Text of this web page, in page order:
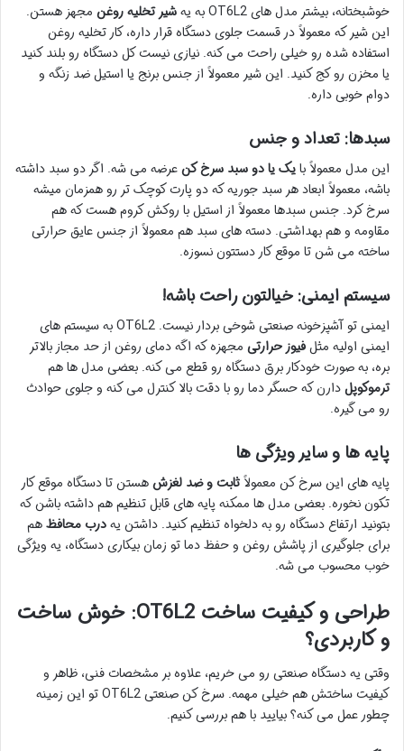
خوشبختانه، بیشتر مدل های OT6L2 به یه شیر تخلیه روغن مجهز هستن.
این شیر که معمولاً در قسمت جلوی دستگاه قرار داره، کار تخلیه روغن
استفاده شده رو خیلی راحت می کنه. نیازی نیست کل دستگاه رو بلند کنید
یا مخزن رو کج کنید. این شیر معمولاً از جنس برنج یا استیل ضد زنگه و
دوام خوبی داره.
سبدها: تعداد و جنس
این مدل معمولاً بایک یا دو سبد سرخ کنعرضه می شه. اگر دو سبد داشته
باشه، معمولاً ابعاد هر سبد جوریه که دو پارت کوچک تر رو همزمان میشه
سرخ کرد. جنس سبدها معمولاً از استیل با روکش کروم هست که هم
مقاومه و هم بهداشتی. دسته های سبد هم معمولاً از جنس عایق حرارتی
ساخته می شن تا موقع کار دستتون نسوزه.
سیستم ایمنی: خیالتون راحت باشه!
ایمنی تو آشپزخونه صنعتی شوخی بردار نیست. OT6L2 به سیستم های
ایمنی اولیه مثلفیوز حرارتی مجهزه که اگه دمای روغن از حد مجاز بالاتر
بره، به صورت خودکار برق دستگاه رو قطع می کنه. بعضی مدل ها هم
ترموکوپلدارن که حسگر دما رو با دقت بالا کنترل می کنه و جلوی حوادث
رو می گیره.
پایه ها و سایر ویژگی ها
پایه های این سرخ کن معمولاًثابت و ضد لغزشهستن تا دستگاه موقع کار
تکون نخوره. بعضی مدل ها ممکنه پایه های قابل تنظیم هم داشته باشن که
بتونید ارتفاع دستگاه رو به دلخواه تنظیم کنید. داشتن یهدرب محافظهم
برای جلوگیری از پاشش روغن و حفظ دما تو زمان بیکاری دستگاه، یه ویژگی
خوب محسوب می شه.
طراحی و کیفیت ساخت OT6L2: خوش ساخت
و کاربردی؟
وقتی یه دستگاه صنعتی رو می خریم، علاوه بر مشخصات فنی، ظاهر و
کیفیت ساختش هم خیلی مهمه. سرخ کن صنعتی OT6L2 تو این زمینه
چطور عمل می کنه؟ بیایید با هم بررسی کنیم.